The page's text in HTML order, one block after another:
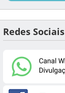
Redes Sociais